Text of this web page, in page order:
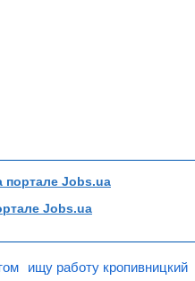
портале Jobs.ua
Jobs.ua
ищу работу кропивницкий